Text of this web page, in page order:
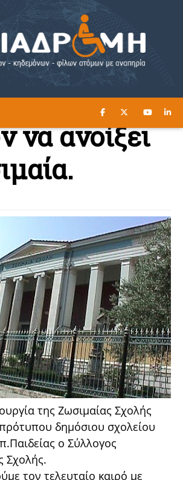
ΔΙΑΒΑΣΤΕ ΕΔΩ ►
να ανοίξει
της Ζωσιμαίας Σχολής
δημόσιου σχολείου
ο Σύλλογος
Σχολής.
τον τελευταίο καιρό με